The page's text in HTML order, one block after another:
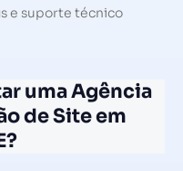
e suporte técnico
uma Agência
de Site em